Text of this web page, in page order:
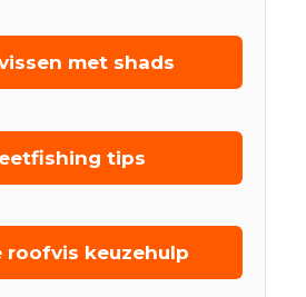
met shads
tips
roofvis keuzehulp